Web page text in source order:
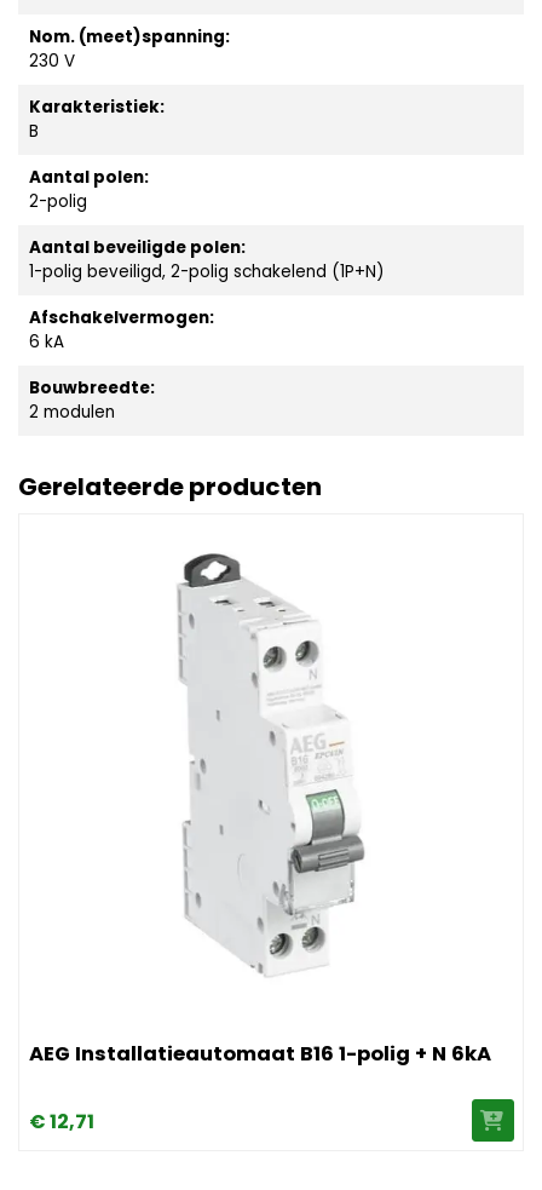
Nom. (meet)spanning:
230 V
Karakteristiek:
B
Aantal polen:
2-polig
Aantal beveiligde polen:
1-polig beveiligd, 2-polig schakelend (1P+N)
Afschakelvermogen:
6 kA
Bouwbreedte:
2 modulen
Gerelateerde producten
AEG Installatieautomaat B16 1-polig + N 6kA
€12,71